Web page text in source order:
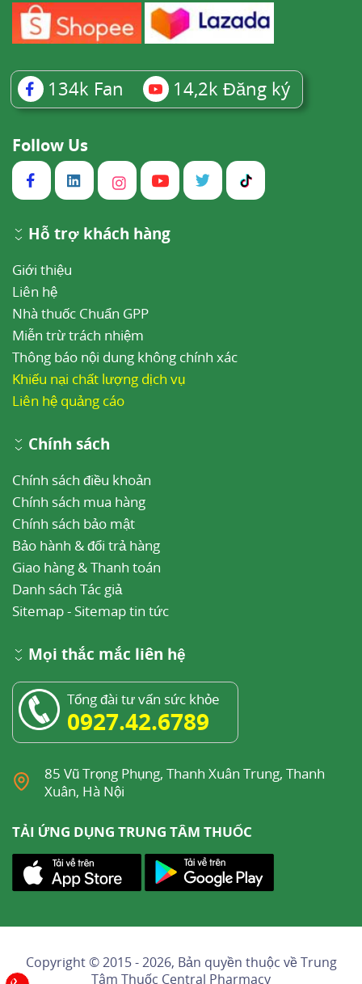
134k Fan 14,2k Đăng ký
Follow Us
Hỗ trợ khách hàng
Giới thiệu
Liên hệ
Nhà thuốc Chuẩn GPP
Miễn trừ trách nhiệm
Thông báo nội dung không chính xác
Khiếu nại chất lượng dịch vụ
Liên hệ quảng cáo
Chính sách
Chính sách điều khoản
Chính sách mua hàng
Chính sách bảo mật
Bảo hành & đổi trả hàng
Giao hàng & Thanh toán
Danh sách Tác giả
Sitemap- Sitemap tin tức
Mọi thắc mắc liên hệ
Tổng đài tư vấn sức khỏe
0927.42.6789
85 Vũ Trọng Phụng, Thanh Xuân Trung, Thanh
Xuân, Hà Nội
TẢI ỨNG DỤNG TRUNG TÂM THUỐC
Copyright © 2015 - 2026, Bản quyền thuộc vềTrung
Tâm Thuốc Central Pharmacy